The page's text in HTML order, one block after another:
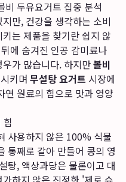
비 두유요거트 집중 분석
만, 건강을 생각하는 소비
는 제품을 찾기란 쉽지 않
에 숨겨진 인공 감미료나
가 많습니다. 하지만볼비
키며 무설탕 요거트 시장에
연 원료의 힘으로 맛과 영양
사용하지 않은 100% 식물
통째로 갈아 만들어 콩의 영
탕, 액상과당은 물론이고 대